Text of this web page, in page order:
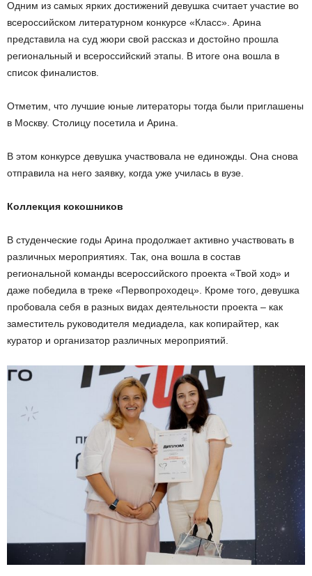
Одним из самых ярких достижений девушка считает участие во
всероссийском литературном конкурсе «Класс». Арина
представила на суд жюри свой рассказ и достойно прошла
региональный и всероссийский этапы. В итоге она вошла в
список финалистов.
Отметим, что лучшие юные литераторы тогда были приглашены
в Москву. Столицу посетила и Арина.
В этом конкурсе девушка участвовала не единожды. Она снова
отправила на него заявку, когда уже училась в вузе.
Коллекция кокошников
В студенческие годы Арина продолжает активно участвовать в
различных мероприятиях. Так, она вошла в состав
региональной команды всероссийского проекта «Твой ход» и
даже победила в треке «Первопроходец». Кроме того, девушка
пробовала себя в разных видах деятельности проекта – как
заместитель руководителя медиадела, как копирайтер, как
куратор и организатор различных мероприятий.